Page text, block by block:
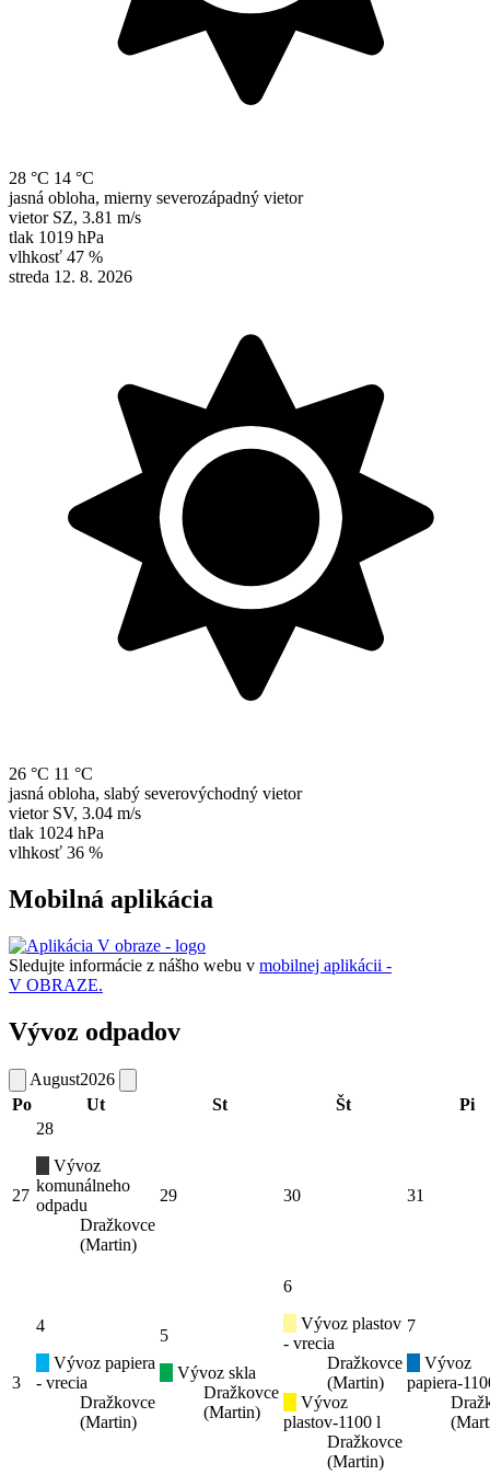
28 °C 14 °C
jasná obloha, mierny severozápadný vietor
vietor SZ, 3.81 m/s
tlak 1019 hPa
vlhkosť 47 %
streda 12. 8. 2026
26 °C 11 °C
jasná obloha, slabý severovýchodný vietor
vietor SV, 3.04 m/s
tlak 1024 hPa
vlhkosť 36 %
Mobilná aplikácia
Sledujte informácie z nášho webu v mobilnej aplikácii -
V OBRAZE.
Vývoz odpadov
August2026
Po
Ut St Št Pi
27
28
Vývoz
komunálneho
odpadu
Dražkovce
(Martin)
29 30 31
3
4
Vývoz papiera
- vrecia
Dražkovce
(Martin)
5
Vývoz skla
Dražkovce
(Martin)
6
Vývoz plastov
- vrecia
Dražkovce
(Martin)
Vývoz
plastov-1100 l
Dražkovce
(Martin)
7
Vývoz
papiera-